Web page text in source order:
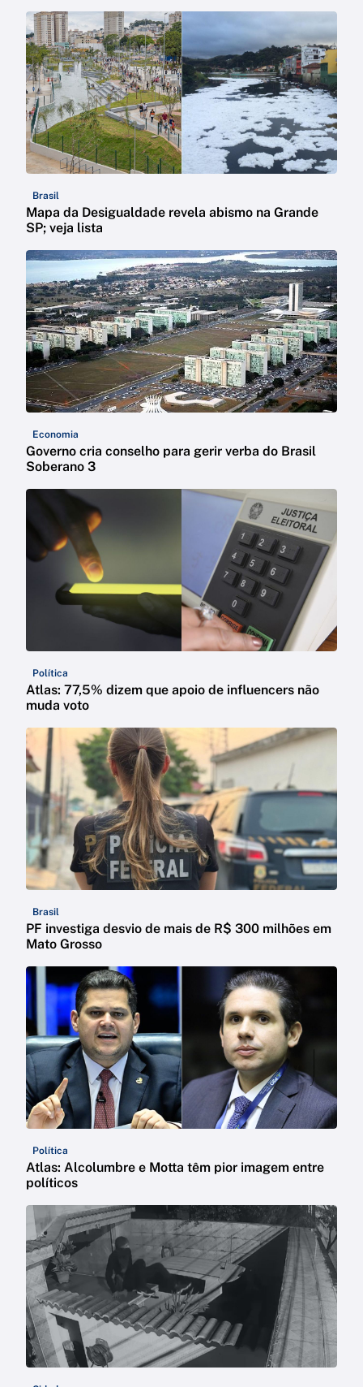
Brasil
Mapa da Desigualdade revela abismo na Grande
SP; veja lista
Economia
Governo cria conselho para gerir verba do Brasil
Soberano 3
Política
Atlas: 77,5% dizem que apoio de influencers não
muda voto
Brasil
PF investiga desvio de mais de R$ 300 milhões em
Mato Grosso
Política
Atlas: Alcolumbre e Motta têm pior imagem entre
políticos